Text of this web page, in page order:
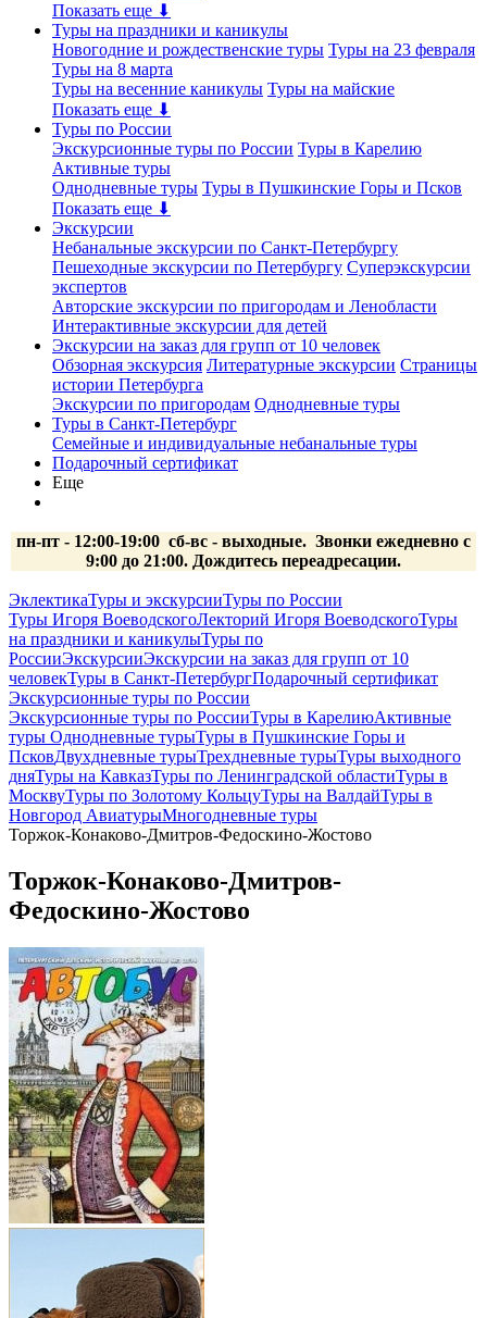
Показать еще ⬇
Туры на праздники и каникулы
Новогодние и рождественские туры Туры на 23 февраля
Туры на 8 марта
Туры на весенние каникулы Туры на майские
Показать еще ⬇
Туры по России
Экскурсионные туры по России Туры в Карелию
Активные туры
Однодневные туры Туры в Пушкинские Горы и Псков
Показать еще ⬇
Экскурсии
Небанальные экскурсии по Санкт-Петербургу
Пешеходные экскурсии по Петербургу Суперэкскурсии
экспертов
Авторские экскурсии по пригородам и Ленобласти
Интерактивные экскурсии для детей
Экскурсии на заказ для групп от 10 человек
Обзорная экскурсия Литературные экскурсии Страницы
истории Петербурга
Экскурсии по пригородам Однодневные туры
Туры в Санкт-Петербург
Семейные и индивидуальные небанальные туры
Подарочный сертификат
Еще
пн-пт - 12:00-19:00 сб-вс - выходные. Звонки ежедневно с
9:00 до 21:00. Дождитесь переадресации.
ЭклектикаТуры и экскурсииТуры по России
Туры Игоря ВоеводскогоЛекторий Игоря ВоеводскогоТуры
на праздники и каникулыТуры по
РоссииЭкскурсииЭкскурсии на заказ для групп от 10
человекТуры в Санкт-ПетербургПодарочный сертификат
Экскурсионные туры по России
Экскурсионные туры по РоссииТуры в КарелиюАктивные
туры Однодневные турыТуры в Пушкинские Горы и
ПсковДвухдневные турыТрехдневные турыТуры выходного
дняТуры на КавказТуры по Ленинградской областиТуры в
МосквуТуры по Золотому КольцуТуры на ВалдайТуры в
Новгород АвиатурыМногодневные туры
Торжок-Конаково-Дмитров-Федоскино-Жостово
Торжок-Конаково-Дмитров-
Федоскино-Жостово